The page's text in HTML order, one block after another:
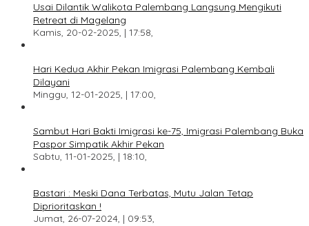
Usai Dilantik Walikota Palembang Langsung Mengikuti
Retreat di Magelang
Kamis, 20-02-2025, | 17:58,
Hari Kedua Akhir Pekan Imigrasi Palembang Kembali
Dilayani
Minggu, 12-01-2025, | 17:00,
Sambut Hari Bakti Imigrasi ke-75, Imigrasi Palembang Buka
Paspor Simpatik Akhir Pekan
Sabtu, 11-01-2025, | 18:10,
Bastari : Meski Dana Terbatas, Mutu Jalan Tetap
Diprioritaskan !
Jumat, 26-07-2024, | 09:53,